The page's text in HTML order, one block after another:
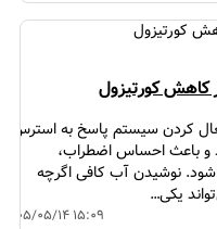
کورتیزول
کردن سیستم پاسخ به استرس،
و باعث احساس اضطراب،
نوشیدن آب کافی اگرچه
یکی…
۱۴۰۵/۰۵/۱۴ ۱۵:۰۹